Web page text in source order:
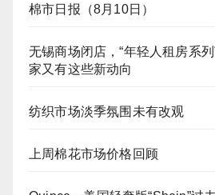
棉市日报（8月10日）
无锡商场闭店，“年轻人租房系
家又有这些新动向
纺织市场淡季氛围未有改观
上周棉花市场价格回顾